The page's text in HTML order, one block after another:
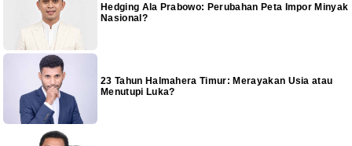
Hedging Ala Prabowo: Perubahan Peta Impor Minyak
Nasional?
23 Tahun Halmahera Timur: Merayakan Usia atau
Menutupi Luka?